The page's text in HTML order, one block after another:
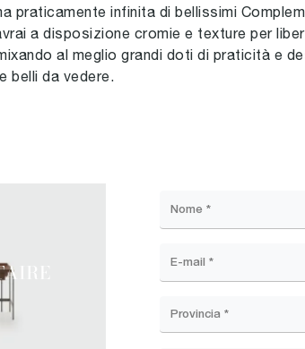
infinita di bellissimi
a disposizione cromie e texture per
al meglio grandi doti di praticità e
belli da vedere.